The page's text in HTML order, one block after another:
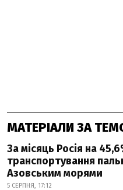
МАТЕРІАЛИ ЗА
За місяць Росія на
транспортування
Азовським морями
5 СЕРПНЯ, 17:12